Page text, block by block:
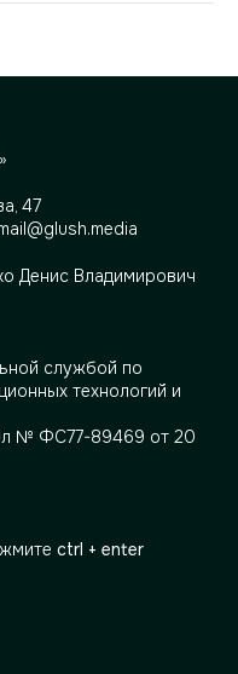
47
Денис Владимирович
службой по
технологий и
№ ФС77-89469 от 20
ctrl + enter